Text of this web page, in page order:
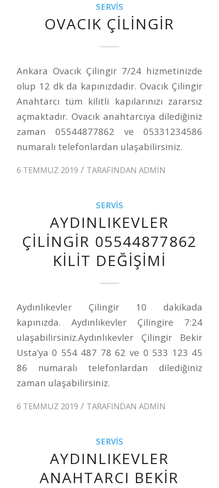
SERVIS
OVACIK ÇILINGIR
Ankara Ovacık Çilingir 7/24 hizmetinizde
olup 12 dk da kapınızdadır. Ovacık Çilingir
Anahtarcı tüm kilitli kapılarınızı zararsız
açmaktadır. Ovacık anahtarcıya dilediğiniz
zaman 05544877862 ve 05331234586
numaralı telefonlardan ulaşabilirsiniz.
6 TEMMUZ 2019 / TARAFINDAN ADMIN
SERVIS
AYDINLIKEVLER
ÇILINGIR 05544877862
KILIT DEĞIŞIMI
Aydınlıkevler Çilingir 10 dakikada
kapınızda. Aydınlıkevler Çilingire 7:24
ulaşabilirsiniz.Aydınlıkevler Çilingir Bekir
Usta’ya 0 554 487 78 62 ve 0 533 123 45
86 numaralı telefonlardan dilediğiniz
zaman ulaşabilirsiniz.
6 TEMMUZ 2019 / TARAFINDAN ADMIN
SERVIS
AYDINLIKEVLER
ANAHTARCI BEKIR